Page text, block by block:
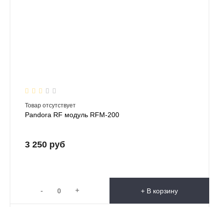
Товар отсутствует
Pandora RF модуль RFM-200
3 250 руб
- + + В корзину